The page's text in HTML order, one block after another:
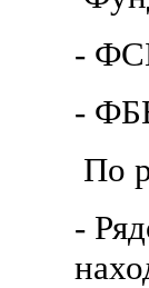
-
-
По
-